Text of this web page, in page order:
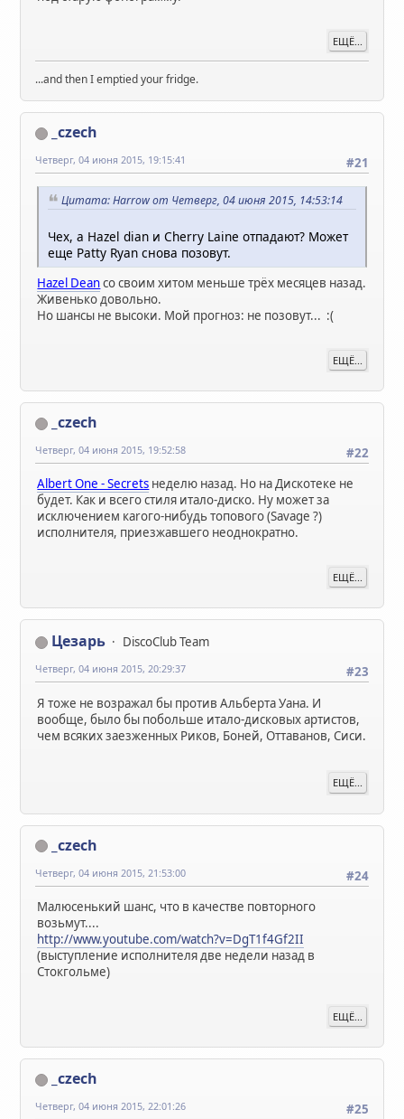
ЕЩЁ...
...and then I emptied your fridge.
_czech
#21
Четверг, 04 июня 2015, 19:15:41
Цитата: Harrow от Четверг, 04 июня 2015, 14:53:14
Чех, а Hazel dian и Cherry Laine отпадают? Может
еще Patty Ryan снова позовут.
Hazel Deanсо своим хитом меньше трёх месяцев назад.
Живенько довольно.
Но шансы не высоки. Мой прогноз: не позовут... :(
ЕЩЁ...
_czech
#22
Четверг, 04 июня 2015, 19:52:58
Albert One - Secrets неделю назад. Но на Дискотеке не
будет. Как и всего стиля итало-диско. Ну может за
исключением каrого-нибудь топового (Savage ?)
исполнителя, приезжавшего неоднократно.
ЕЩЁ...
Цезарь
DiscoClub Team
#23
Четверг, 04 июня 2015, 20:29:37
Я тоже не возражал бы против Альберта Уана. И
вообще, было бы побольше итало-дисковых артистов,
чем всяких заезженных Риков, Боней, Оттаванов, Сиси.
ЕЩЁ...
_czech
#24
Четверг, 04 июня 2015, 21:53:00
Малюсенький шанс, что в качестве повторного
возьмут....
http://www.youtube.com/watch?v=DgT1f4Gf2II
(выступление исполнителя две недели назад в
Стокгольме)
ЕЩЁ...
_czech
#25
Четверг, 04 июня 2015, 22:01:26